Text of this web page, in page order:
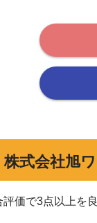
株式会社旭
価で3点以上を